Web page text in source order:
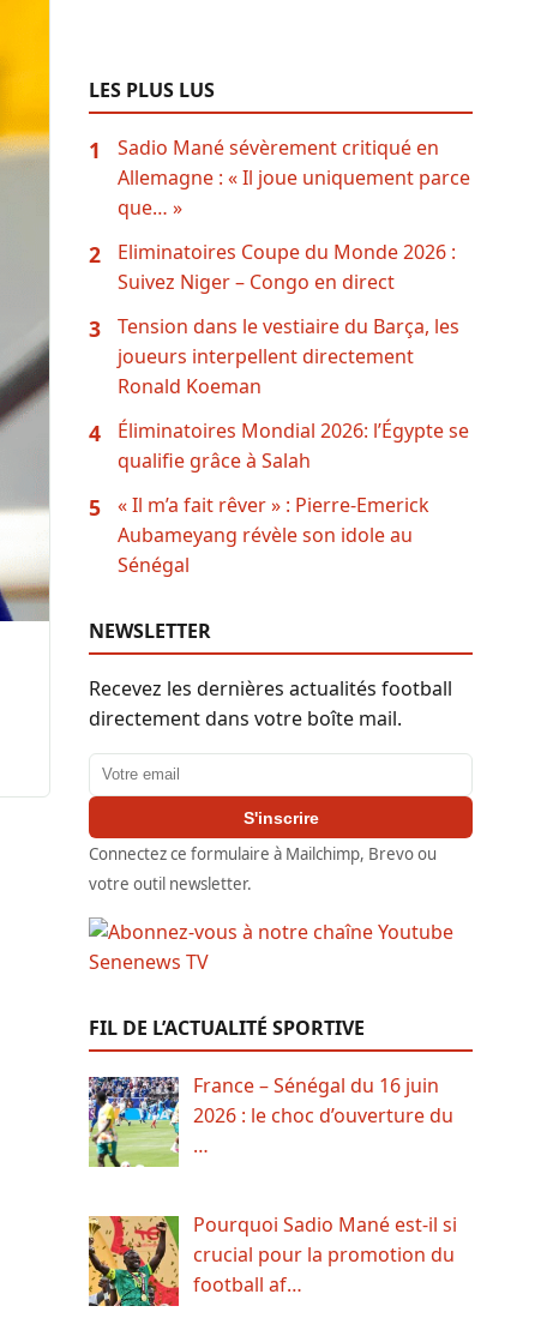
LES PLUS LUS
1
Sadio Mané sévèrement critiqué en
Allemagne : « Il joue uniquement parce
que… »
2
Eliminatoires Coupe du Monde 2026 :
Suivez Niger – Congo en direct
3
Tension dans le vestiaire du Barça, les
joueurs interpellent directement
Ronald Koeman
4
Éliminatoires Mondial 2026: l’Égypte se
qualifie grâce à Salah
5
« Il m’a fait rêver » : Pierre-Emerick
Aubameyang révèle son idole au
Sénégal
NEWSLETTER
Recevez les dernières actualités football
directement dans votre boîte mail.
Adresse email
S'inscrire
Connectez ce formulaire à Mailchimp, Brevo ou
votre outil newsletter.
FIL DE L’ACTUALITÉ SPORTIVE
France – Sénégal du 16 juin
2026 : le choc d’ouverture du
…
Pourquoi Sadio Mané est-il si
crucial pour la promotion du
football af…